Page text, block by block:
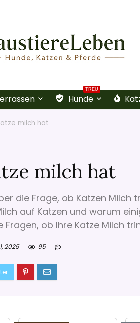
TREU
Hunde
milch hat
milch hat
die Frage, ob Katzen Milch
auf Katzen und warum
Fragen, ob Ihre Katze Milch
2025 95